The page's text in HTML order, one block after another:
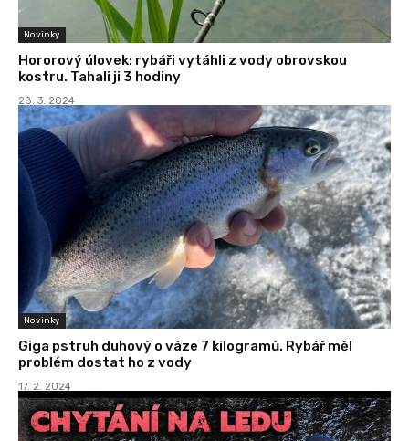
Novinky
Hororový úlovek: rybáři vytáhli z vody obrovskou
kostru. Tahali ji 3 hodiny
28. 3. 2024
Novinky
Giga pstruh duhový o váze 7 kilogramů. Rybář měl
problém dostat ho z vody
17. 2. 2024